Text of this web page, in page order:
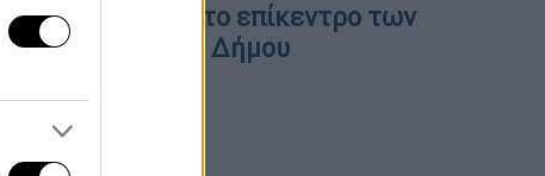
ΔΕΘ και Τούμπα στο επίκεντρο των
διεκδικήσεων του Δήμου